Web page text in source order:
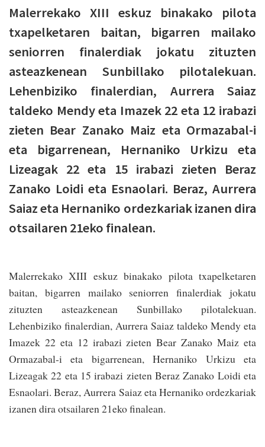
Malerrekako XIII eskuz binakako pilota
txapelketaren baitan, bigarren mailako
seniorren finalerdiak jokatu zituzten
asteazkenean Sunbillako pilotalekuan.
Lehenbiziko finalerdian, Aurrera Saiaz
taldeko Mendy eta Imazek 22 eta 12 irabazi
zieten Bear Zanako Maiz eta Ormazabal-i
eta bigarrenean, Hernaniko Urkizu eta
Lizeagak 22 eta 15 irabazi zieten Beraz
Zanako Loidi eta Esnaolari. Beraz, Aurrera
Saiaz eta Hernaniko ordezkariak izanen dira
otsailaren 21eko finalean.
Malerrekako XIII eskuz binakako pilota txapelketaren
baitan, bigarren mailako seniorren finalerdiak jokatu
zituzten asteazkenean Sunbillako pilotalekuan.
Lehenbiziko finalerdian, Aurrera Saiaz taldeko Mendy eta
Imazek 22 eta 12 irabazi zieten Bear Zanako Maiz eta
Ormazabal-i eta bigarrenean, Hernaniko Urkizu eta
Lizeagak 22 eta 15 irabazi zieten Beraz Zanako Loidi eta
Esnaolari. Beraz, Aurrera Saiaz eta Hernaniko ordezkariak
izanen dira otsailaren 21eko finalean.